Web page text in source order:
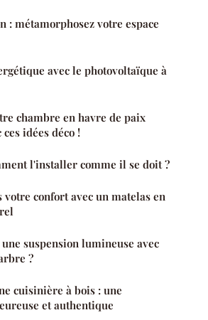
: métamorphosez votre espace
avec le photovoltaïque à
chambre en havre de paix
idées déco !
l'installer comme il se doit ?
votre confort avec un matelas en
suspension lumineuse avec
?
cuisinière à bois : une
et authentique